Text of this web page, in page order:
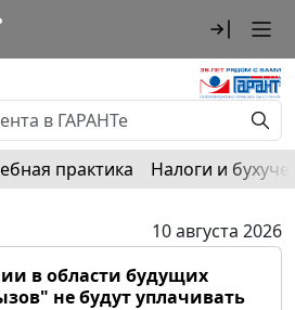
практика Налоги и
10 августа 2026
в области будущих
не будут уплачивать